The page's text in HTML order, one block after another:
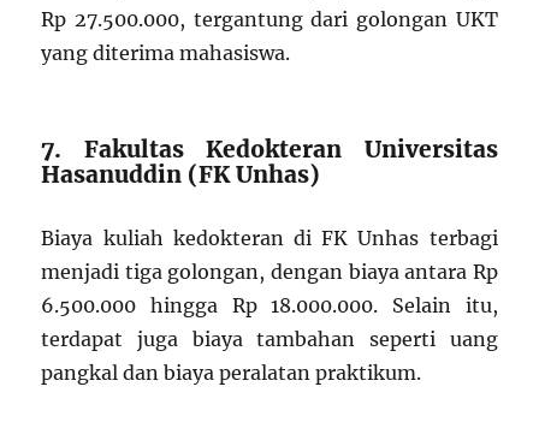
Rp 27.500.000, tergantung dari golongan UKT
yang diterima mahasiswa.
7. Fakultas Kedokteran Universitas
Hasanuddin (FK Unhas)
Biaya kuliah kedokteran di FK Unhas terbagi
menjadi tiga golongan, dengan biaya antara Rp
6.500.000 hingga Rp 18.000.000. Selain itu,
terdapat juga biaya tambahan seperti uang
pangkal dan biaya peralatan praktikum.